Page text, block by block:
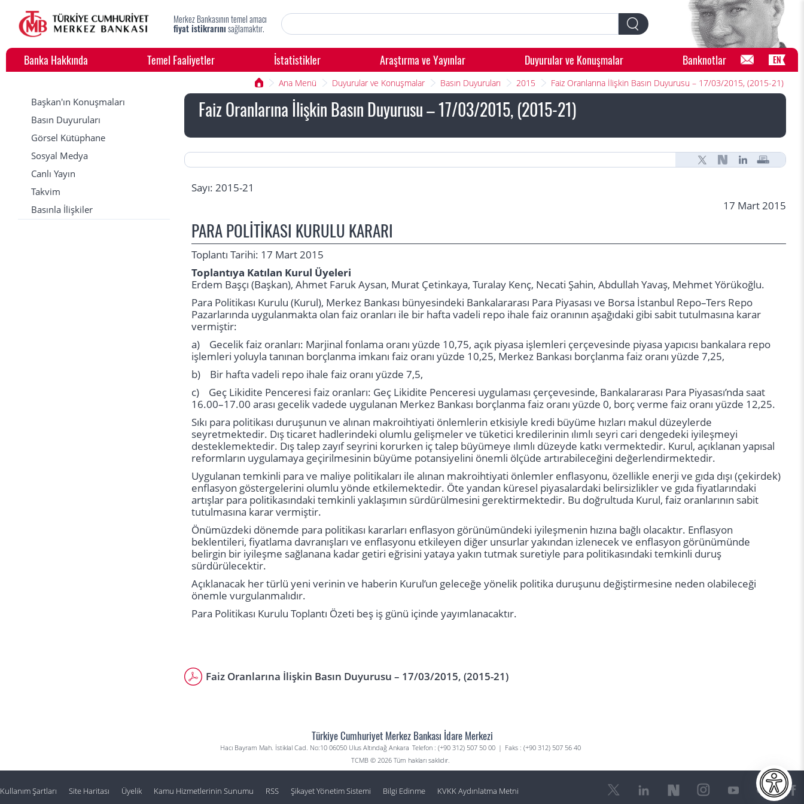
Merkez Bankasının temel amacı
fiyat istikrarınısağlamaktır.
Banka Hakkında Temel Faaliyetler İstatistikler Araştırma ve Yayınlar Duyurular ve Konuşmalar Banknotlar EN
Ana Menü Duyurular ve Konuşmalar Basın Duyuruları 2015 Faiz Oranlarına İlişkin Basın Duyurusu – 17/03/2015, (2015-21)
Başkan'ın Konuşmaları
Basın Duyuruları
Görsel Kütüphane
Sosyal Medya
Canlı Yayın
Takvim
Basınla İlişkiler
Faiz Oranlarına İlişkin Basın Duyurusu – 17/03/2015, (2015-21)
Sayı: 2015-21
17 Mart 2015
PARA POLİTİKASI KURULU KARARI
Toplantı Tarihi: 17 Mart 2015
Toplantıya Katılan Kurul Üyeleri
Erdem Başçı (Başkan), Ahmet Faruk Aysan, Murat Çetinkaya, Turalay Kenç, Necati Şahin, Abdullah Yavaş, Mehmet Yörükoğlu.
Para Politikası Kurulu (Kurul), Merkez Bankası bünyesindeki Bankalararası Para Piyasası ve Borsa İstanbul Repo–Ters Repo
Pazarlarında uygulanmakta olan faiz oranları ile bir hafta vadeli repo ihale faiz oranının aşağıdaki gibi sabit tutulmasına karar
vermiştir:
a) Gecelik faiz oranları: Marjinal fonlama oranı yüzde 10,75, açık piyasa işlemleri çerçevesinde piyasa yapıcısı bankalara repo
işlemleri yoluyla tanınan borçlanma imkanı faiz oranı yüzde 10,25, Merkez Bankası borçlanma faiz oranı yüzde 7,25,
b) Bir hafta vadeli repo ihale faiz oranı yüzde 7,5,
c) Geç Likidite Penceresi faiz oranları: Geç Likidite Penceresi uygulaması çerçevesinde, Bankalararası Para Piyasası’nda saat
16.00–17.00 arası gecelik vadede uygulanan Merkez Bankası borçlanma faiz oranı yüzde 0, borç verme faiz oranı yüzde 12,25.
Sıkı para politikası duruşunun ve alınan makroihtiyati önlemlerin etkisiyle kredi büyüme hızları makul düzeylerde
seyretmektedir. Dış ticaret hadlerindeki olumlu gelişmeler ve tüketici kredilerinin ılımlı seyri cari dengedeki iyileşmeyi
desteklemektedir. Dış talep zayıf seyrini korurken iç talep büyümeye ılımlı düzeyde katkı vermektedir. Kurul, açıklanan yapısal
reformların uygulamaya geçirilmesinin büyüme potansiyelini önemli ölçüde artırabileceğini değerlendirmektedir.
Uygulanan temkinli para ve maliye politikaları ile alınan makroihtiyati önlemler enflasyonu, özellikle enerji ve gıda dışı (çekirdek)
enflasyon göstergelerini olumlu yönde etkilemektedir. Öte yandan küresel piyasalardaki belirsizlikler ve gıda fiyatlarındaki
artışlar para politikasındaki temkinli yaklaşımın sürdürülmesini gerektirmektedir. Bu doğrultuda Kurul, faiz oranlarının sabit
tutulmasına karar vermiştir.
Önümüzdeki dönemde para politikası kararları enflasyon görünümündeki iyileşmenin hızına bağlı olacaktır. Enflasyon
beklentileri, fiyatlama davranışları ve enflasyonu etkileyen diğer unsurlar yakından izlenecek ve enflasyon görünümünde
belirgin bir iyileşme sağlanana kadar getiri eğrisini yataya yakın tutmak suretiyle para politikasındaki temkinli duruş
sürdürülecektir.
Açıklanacak her türlü yeni verinin ve haberin Kurul’un geleceğe yönelik politika duruşunu değiştirmesine neden olabileceği
önemle vurgulanmalıdır.
Para Politikası Kurulu Toplantı Özeti beş iş günü içinde yayımlanacaktır.
Faiz Oranlarına İlişkin Basın Duyurusu – 17/03/2015, (2015-21)
Türkiye Cumhuriyet Merkez Bankası İdare Merkezi
Hacı Bayram Mah. İstiklal Cad. No:10 06050 Ulus Altındağ Ankara Telefon : (+90 312) 507 50 00 | Faks : (+90 312) 507 56 40
TCMB © 2026 Tüm hakları saklıdır.
Kullanım Şartları Site Haritası Üyelik Kamu Hizmetlerinin Sunumu RSS Şikayet Yönetim Sistemi Bilgi Edinme KVKK Aydınlatma Metni